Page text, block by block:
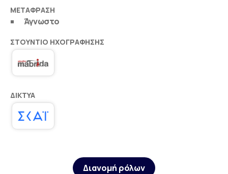
ΜΕΤΆΦΡΑΣΗ
Άγνωστο
ΣΤΟΎΝΤΙΟ ΗΧΟΓΡΆΦΗΣΗΣ
ΔΊΚΤΥΑ
Διανομή ρόλων